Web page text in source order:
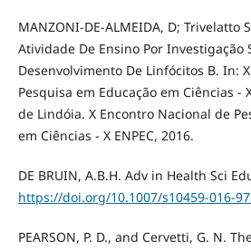
MANZONI-DE-ALMEIDA, D; Trivelatto
Atividade De Ensino Por Investigação
Desenvolvimento De Linfócitos B. In:
Pesquisa em Educação em Ciências -
de Lindóia. X Encontro Nacional de
em Ciências - X ENPEC, 2016.
DE BRUIN, A.B.H. Adv in Health Sci
https://doi.org/10.1007/s10459-016-
PEARSON, P. D., and Cervetti, G. N.